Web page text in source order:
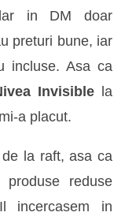
in DM doar
preturi bune, iar
incluse. Asa ca
Invisiblela
a placut.
la raft, asa ca
reduse
incercasem in